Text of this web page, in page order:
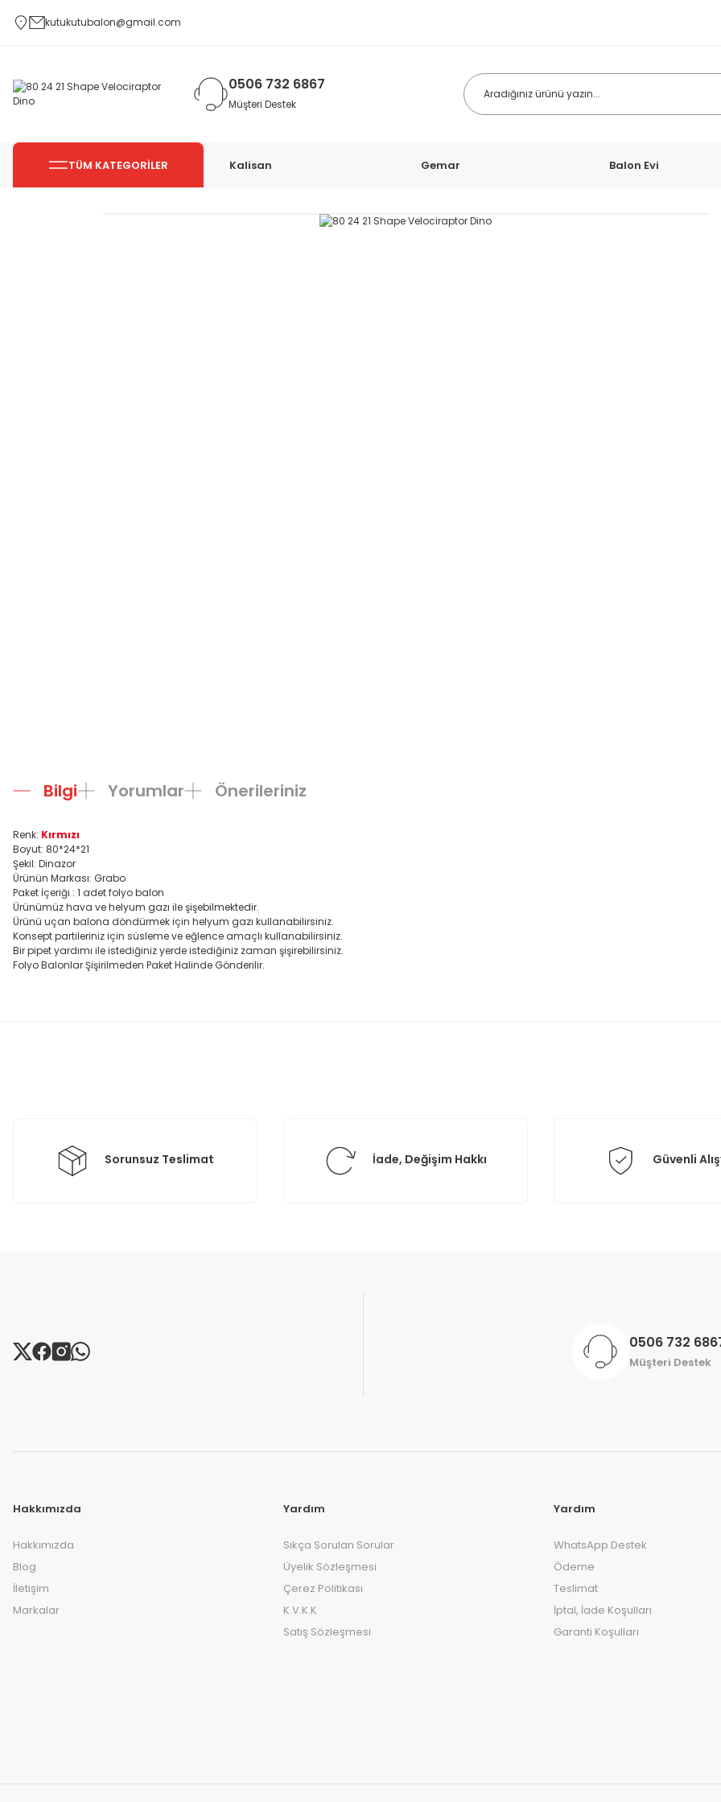
kutukutubalon@gmail.com
0506 732 6867
Müşteri Destek
TÜM KATEGORİLER Kalisan Gemar Balon Evi
Bilgi Yorumlar Önerileriniz
Renk: Kırmızı
Boyut: 80*24*21
Şekil: Dinazor
Ürünün Markası: Grabo
Paket İçeriği : 1 adet folyo balon
Ürünümüz hava ve helyum gazı ile şişebilmektedir.
Ürünü uçan balona döndürmek için helyum gazı kullanabilirsiniz.
Konsept partileriniz için süsleme ve eğlence amaçlı kullanabilirsiniz.
Bir pipet yardımı ile istediğiniz yerde istediğiniz zaman şişirebilirsiniz.
Folyo Balonlar Şişirilmeden Paket Halinde Gönderilir.
Sorunsuz Teslimat İade, Değişim Hakkı Güvenli
0506 732
Müşteri Destek
Hakkımızda
Hakkımızda
Blog
İletişim
Markalar
Yardım
Sıkça Sorulan Sorular
Üyelik Sözleşmesi
Çerez Politikası
K.V.K.K
Satış Sözleşmesi
Yardım
WhatsApp Destek
Ödeme
Teslimat
İptal, İade Koşulları
Garanti Koşulları